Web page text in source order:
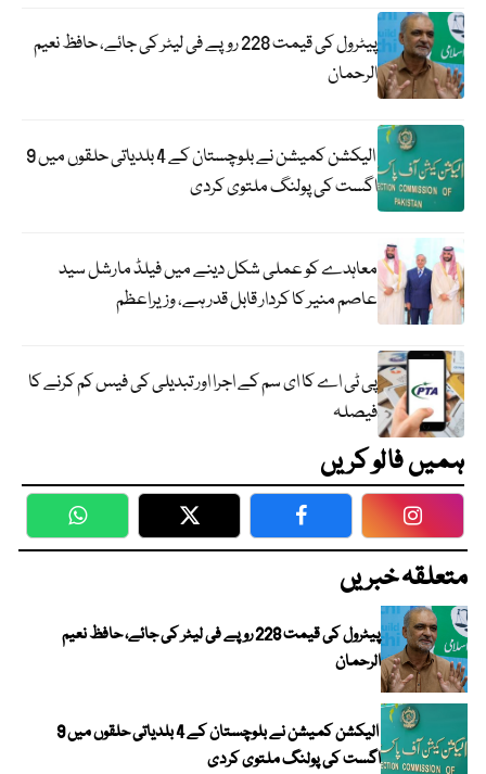
پیٹرول کی قیمت 228 روپے فی لیٹر کی جائے، حافظ نعیم
الرحمان
الیکشن کمیشن نے بلوچستان کے 4 بلدیاتی حلقوں میں 9
اگست کی پولنگ ملتوی کردی
معاہدے کو عملی شکل دینے میں فیلڈ مارشل سید
عاصم منیر کا کردار قابل قدر ہے، وزیراعظم
پی ٹی اے کا ای سم کے اجرا اور تبدیلی کی فیس کم کرنے کا
فیصلہ
ہمیں فالو کریں
WhatsApp Twitter Facebook
متعلقہ خبریں
پیٹرول کی قیمت 228 روپے فی لیٹر کی جائے، حافظ نعیم
الرحمان
الیکشن کمیشن نے بلوچستان کے 4 بلدیاتی حلقوں میں 9
اگست کی پولنگ ملتوی کردی